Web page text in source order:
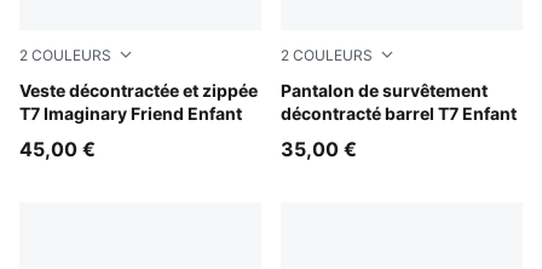
2 COULEURS
Veste décontractée et zippée
T7 Imaginary Friend Enfant
Chambray Blue
45,00 €
2 COULEURS
Pantalon de survêtement
décontracté barrel T7 Enfant
Chambray Blue
35,00 €